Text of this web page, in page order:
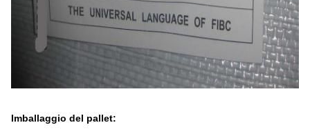
Imballaggio del pallet: